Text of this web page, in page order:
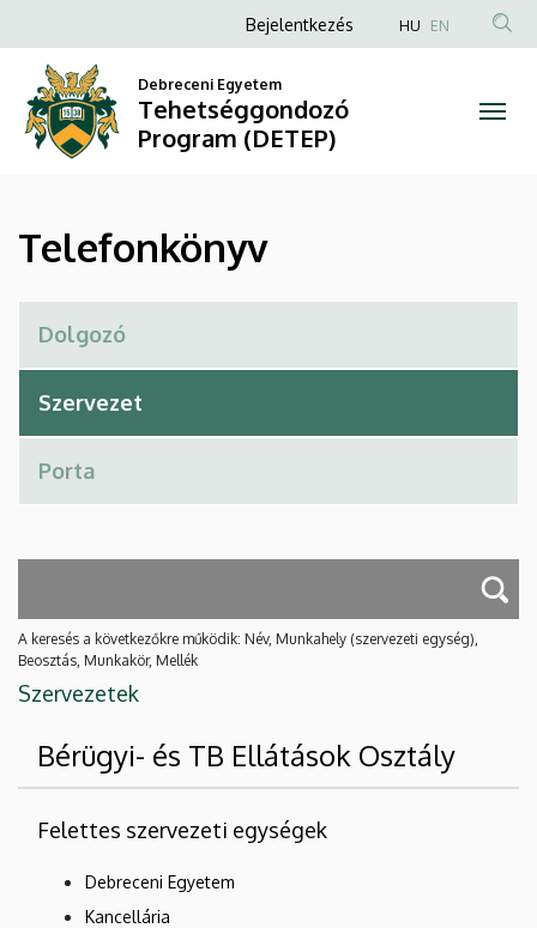
Telefonkönyv
Tehetséggondozó
Program
(DETEP)
a
tartalomra
Anonim
fiók
menüje
Bejelentkezés HU EN
Debreceni Egyetem
Tehetséggondozó
Program (DETEP)
Telefonkönyv
A keresés a következőkre működik: Név, Munkahely (szervezeti egység),
Beosztás, Munkakör, Mellék
Szervezetek
Bérügyi- és TB Ellátások Osztály
Felettes szervezeti egységek
Debreceni Egyetem
Kancellária